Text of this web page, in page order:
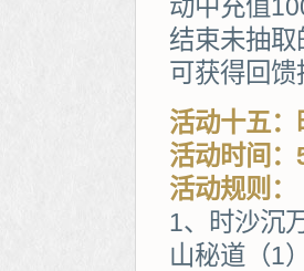
动中充值
结束未抽
可获得回馈
活动十五：
活动时间
活动规则：
1、时沙沉
山秘道（1